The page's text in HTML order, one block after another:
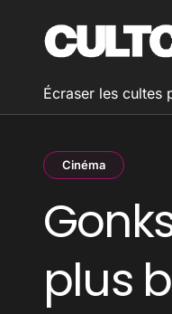
contenu
Écraser les cultes
Cinéma
plus